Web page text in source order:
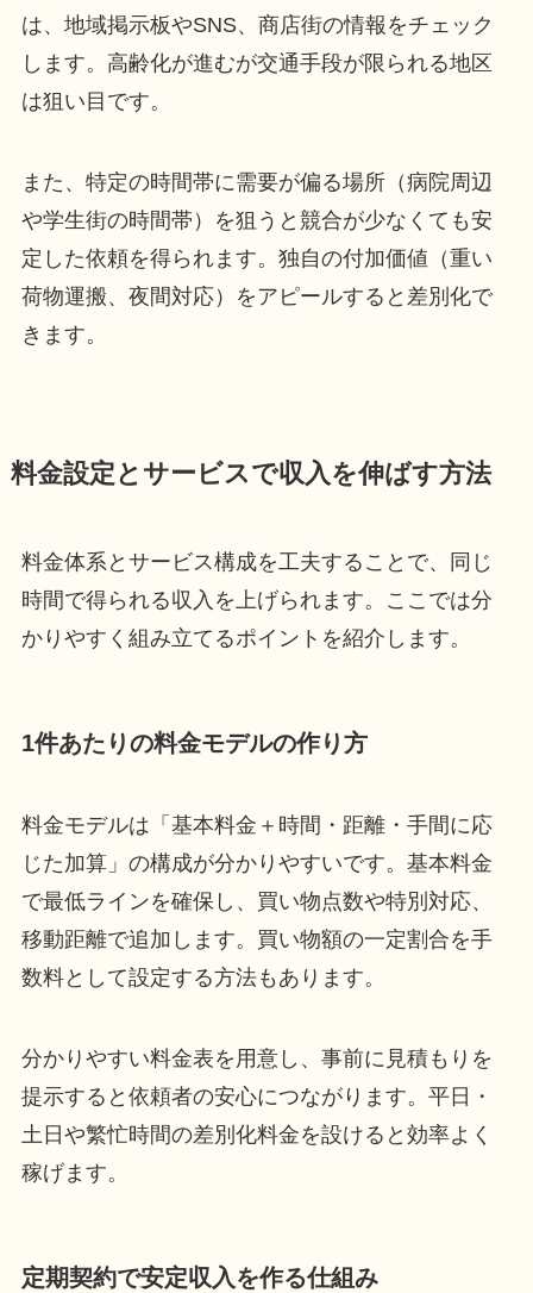
は、地域掲示板やSNS、商店街の情報をチェック
します。高齢化が進むが交通手段が限られる地区
は狙い目です。
また、特定の時間帯に需要が偏る場所（病院周辺
や学生街の時間帯）を狙うと競合が少なくても安
定した依頼を得られます。独自の付加価値（重い
荷物運搬、夜間対応）をアピールすると差別化で
きます。
料金設定とサービスで収入を伸ばす方法
料金体系とサービス構成を工夫することで、同じ
時間で得られる収入を上げられます。ここでは分
かりやすく組み立てるポイントを紹介します。
1件あたりの料金モデルの作り方
料金モデルは「基本料金＋時間・距離・手間に応
じた加算」の構成が分かりやすいです。基本料金
で最低ラインを確保し、買い物点数や特別対応、
移動距離で追加します。買い物額の一定割合を手
数料として設定する方法もあります。
分かりやすい料金表を用意し、事前に見積もりを
提示すると依頼者の安心につながります。平日・
土日や繁忙時間の差別化料金を設けると効率よく
稼げます。
定期契約で安定収入を作る仕組み